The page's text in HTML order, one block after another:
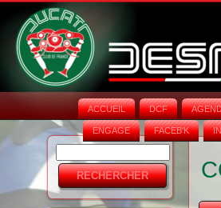
ACCUEIL DCF
ENGAGE FACEB'K
Formulaire
de